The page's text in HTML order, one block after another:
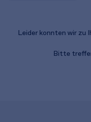
Leider konnten wir zu
Bitte